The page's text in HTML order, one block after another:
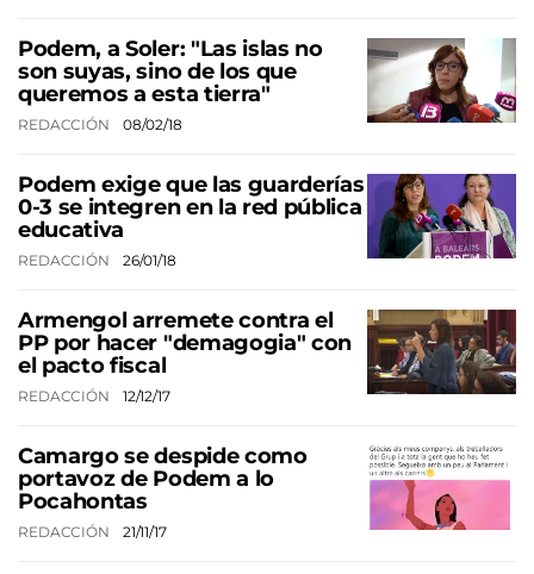
Podem, a Soler: "Las islas no
son suyas, sino de los que
queremos a esta tierra"
REDACCIÓN 08/02/18
Podem exige que las guarderías
0-3 se integren en la red pública
educativa
REDACCIÓN 26/01/18
Armengol arremete contra el
PP por hacer "demagogia" con
el pacto fiscal
REDACCIÓN 12/12/17
Camargo se despide como
portavoz de Podem a lo
Pocahontas
REDACCIÓN 21/11/17